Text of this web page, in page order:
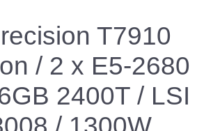
T7910
/ 2 x E5-2680
2400T / LSI